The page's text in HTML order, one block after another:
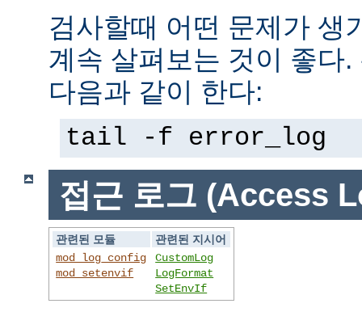
검사할때 어떤 문제가 생
계속 살펴보는 것이 좋다
다음과 같이 한다:
tail -f error_log
접근 로그 (Access
관련된 모듈
관련된 지시어
mod_log_config
mod_setenvif
CustomLog
LogFormat
SetEnvIf